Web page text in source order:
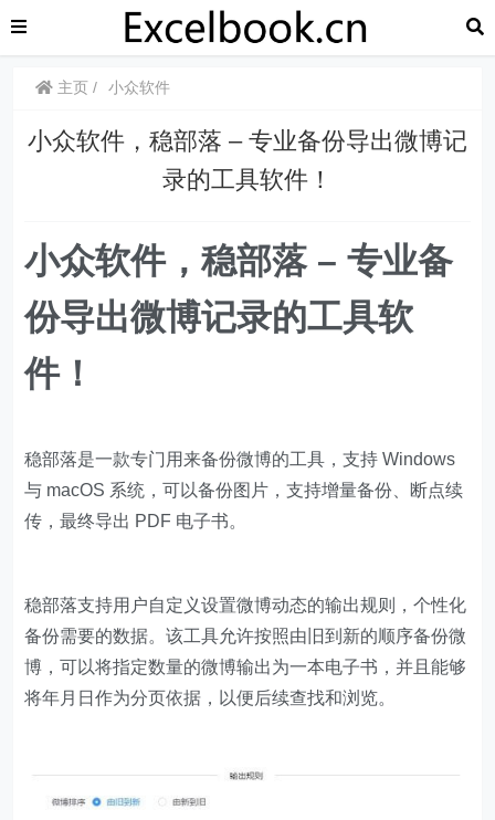
主页 小众软件
​​小众软件，稳部落 – 专业备份导出微博记
录的工具软件！
​​小众软件，稳部落 – 专业备
份导出微博记录的工具软
件！
稳部落是一款专门用来备份微博的工具，支持 Windows
与 macOS 系统，可以备份图片，支持增量备份、断点续
传，最终导出 PDF 电子书。
稳部落支持用户自定义设置微博动态的输出规则，个性化
备份需要的数据。该工具允许按照由旧到新的顺序备份微
博，可以将指定数量的微博输出为一本电子书，并且能够
将年月日作为分页依据，以便后续查找和浏览。